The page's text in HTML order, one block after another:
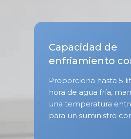
Capacidad de
enfriamiento
Proporciona hasta 5
hora de agua fría,
una temperatura
para un suministro